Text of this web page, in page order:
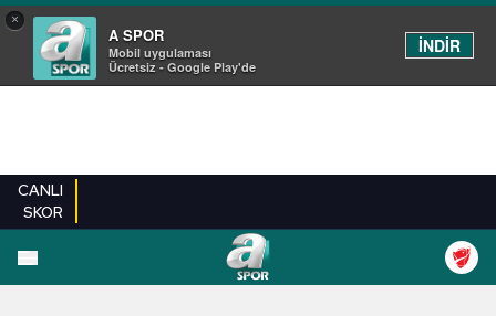
×
A SPOR
Mobil uygulaması
Ücretsiz - Google Play'de
İNDİR
CANLI
SKOR